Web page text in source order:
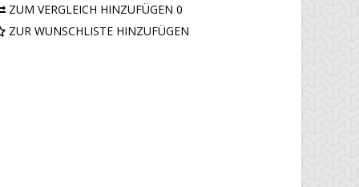
ZUM VERGLEICH HINZUFÜGEN 0
ZUR WUNSCHLISTE HINZUFÜGEN